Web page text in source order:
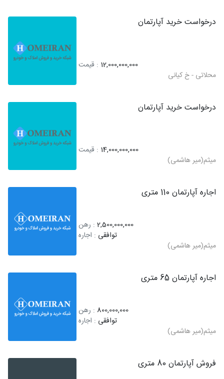
درخواست خرید آپارتمان
12,000,000,000 : قیمت
محلاتی - خ کیانی
درخواست خرید آپارتمان
14,000,000,000 : قیمت
میثم(میر هاشمی)
اجاره آپارتمان 110 متری
2,500,000,000 : رهن
توافقی : اجاره
میثم(میر هاشمی)
اجاره آپارتمان 65 متری
800,000,000 : رهن
توافقی : اجاره
میثم(میر هاشمی)
فروش آپارتمان 80 متری